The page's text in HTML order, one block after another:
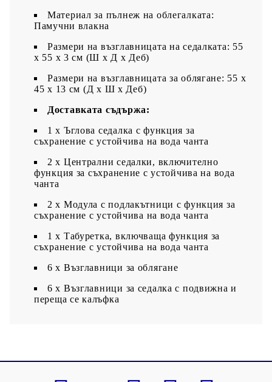
Материал за пълнеж на облегалката:
Памучни влакна
Размери на възглавницата на седалката: 55
x 55 x 3 см (Ш x Д x Деб)
Размери на възглавницата за облягане: 55 x
45 x 13 см (Д х Ш x Деб)
Доставката съдържа:
1 x Ъглова седалка с функция за
съхранение с устойчива на вода чанта
2 x Централни седалки, включително
функция за съхранение с устойчива на вода
чанта
2 x Модула с подлакътници с функция за
съхранение с устойчива на вода чанта
1 x Табуретка, включваща функция за
съхранение с устойчива на вода чанта
6 х Възглавници за облягане
6 x Възглавници за седалка с подвижна и
переща се калъфка